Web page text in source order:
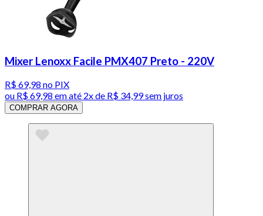
Mixer Lenoxx Facile PMX407 Preto - 220V
R$ 69,98 no PIX
ou R$ 69,98 em até 2x de R$ 34,99 sem juros
COMPRAR AGORA